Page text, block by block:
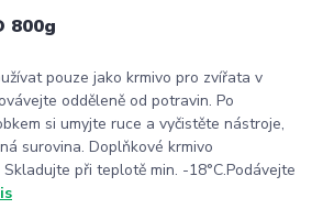
800g
pouze jako krmivo pro zvířata v
odděleně od potravin. Po
si umyjte ruce a vyčistěte nástroje,
surovina. Doplňkové krmivo
při teplotě min. -18°C.Podávejte